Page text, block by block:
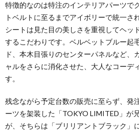
特徴的なのは特注のインテリアパーツで
トベルトに至るまでアイボリーで統一さ
シートは見た目の美しさを重視してヘッ
するこだわりです。ベルベットブルー起
ド、本木目張りのセンターパネルなど、
ャルをさらに消化させた、大人なコーデ
す。
残念ながら予定台数の販売に至らず、発
ーツを架装した「TOKYO LIMITED」が
が、そちらは「ブリリアントブラック」